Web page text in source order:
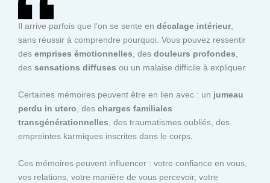
Il arrive parfois que l’on se sente en décalage intérieur,
sans réussir à comprendre pourquoi. Vous pouvez ressentir
des emprises émotionnelles , des douleurs profondes
des sensations diffuses ou un malaise difficile à expliquer.
Certaines mémoires peuvent être en lien avec : un jumeau
perdu in utero , des charges familiales
transgénérationnelles , des traumatismes oubliés, des
empreintes karmiques inscrites dans le corps.
Ces mémoires peuvent influencer : votre confiance en vous,
vos relations, votre manière de vous percevoir, votre